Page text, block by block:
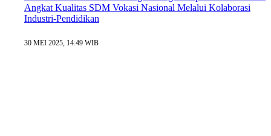
Angkat Kualitas SDM Vokasi Nasional Melalui Kolaborasi
Industri-Pendidikan
30 MEI 2025, 14:49 WIB